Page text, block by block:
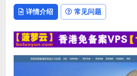
详情介绍 常见问题